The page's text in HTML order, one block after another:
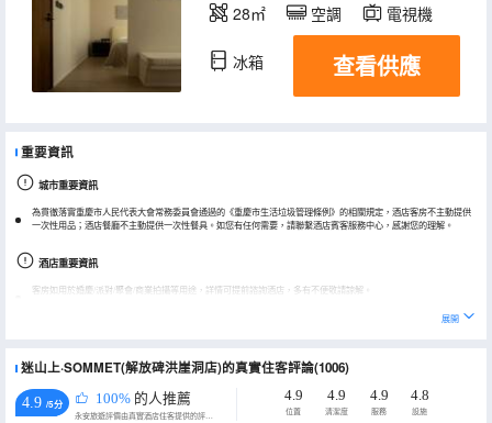
28㎡ 空調 電視機
冰箱 查看供應
重要資訊
城市重要資訊
為貫徹落實重慶市人民代表大會常務委員會通過的《重慶市生活垃圾管理條例》的相關規定，酒店客房不主動提供
一次性用品；酒店餐廳不主動提供一次性餐具。如您有任何需要，請聯繫酒店賓客服務中心，感謝您的理解。
酒店重要資訊
客房如用於婚慶/派對/聚會/商業拍攝等用途，詳情可提前諮詢酒店，多有不便敬請諒解。
展開
迷山上·SOMMET(解放碑洪崖洞店)的真實住客評論(1006)
4.9 /5分 100% 的人推薦
永安旅遊評價由真實酒店住客提供的評價。
4.9
位置
4.9
清潔度
4.9
服務
4.8
設施